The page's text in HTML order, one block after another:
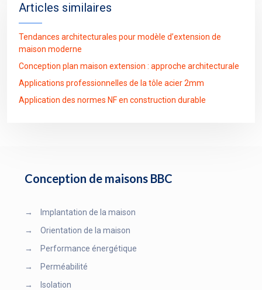
Articles similaires
Tendances architecturales pour modèle d’extension de
maison moderne
Conception plan maison extension : approche architecturale
Applications professionnelles de la tôle acier 2mm
Application des normes NF en construction durable
Conception de maisons BBC
→
Implantation de la maison
→
Orientation de la maison
→
Performance énergétique
→
Perméabilité
→
Isolation